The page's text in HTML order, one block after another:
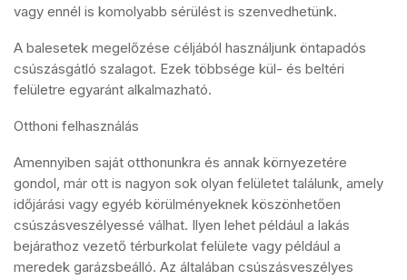
vagy ennél is komolyabb sérülést is szenvedhetünk.
A balesetek megelőzése céljából használjunk öntapadós
csúszásgátló szalagot. Ezek többsége kül- és beltéri
felületre egyaránt alkalmazható.
Otthoni felhasználás
Amennyiben saját otthonunkra és annak környezetére
gondol, már ott is nagyon sok olyan felületet találunk, amely
időjárási vagy egyéb körülményeknek köszönhetően
csúszásveszélyessé válhat. Ilyen lehet például a lakás
bejárathoz vezető térburkolat felülete vagy például a
meredek garázsbeálló. Az általában csúszásveszélyes